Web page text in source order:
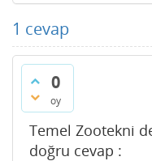
1 cevap
0
oy
Temel Zootekni
doğru cevap :